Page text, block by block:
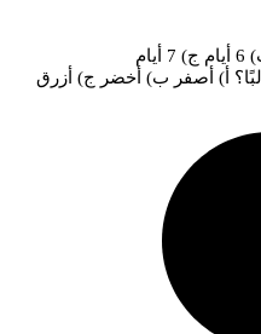
أ) أصفر ب) أخضر ج) أزرق